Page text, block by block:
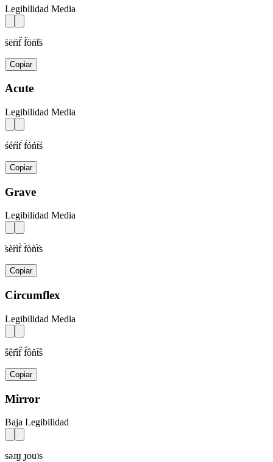
Legibilidad Media
s̈ër̈ïf̈ f̈ön̈ẗs̈
Copiar
Acute
Legibilidad Media
śéŕíf́ f́óńt́ś
Copiar
Grave
Legibilidad Media
s̀èr̀ìf̀ f̀òǹt̀s̀
Copiar
Circumflex
Legibilidad Media
ŝêr̂îf̂ f̂ôn̂t̂ŝ
Copiar
Mirror
Baja Legibilidad
sǝɹᴉɟ ɟouʇs